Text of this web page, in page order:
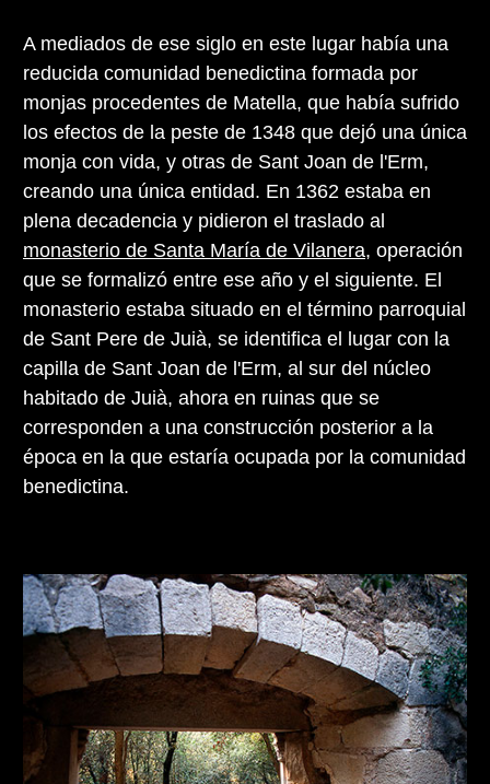
A mediados de ese siglo en este lugar había una
reducida comunidad benedictina formada por
monjas procedentes de Matella, que había sufrido
los efectos de la peste de 1348 que dejó una única
monja con vida, y otras de Sant Joan de l'Erm,
creando una única entidad. En 1362 estaba en
plena decadencia y pidieron el traslado al
monasterio de Santa María de Vilanera, operación
que se formalizó entre ese año y el siguiente. El
monasterio estaba situado en el término parroquial
de Sant Pere de Juià, se identifica el lugar con la
capilla de Sant Joan de l'Erm, al sur del núcleo
habitado de Juià, ahora en ruinas que se
corresponden a una construcción posterior a la
época en la que estaría ocupada por la comunidad
benedictina.